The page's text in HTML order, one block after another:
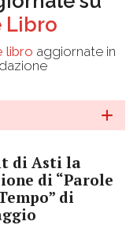
Libro
libro aggiornate in
di Asti la
di “Parole
di